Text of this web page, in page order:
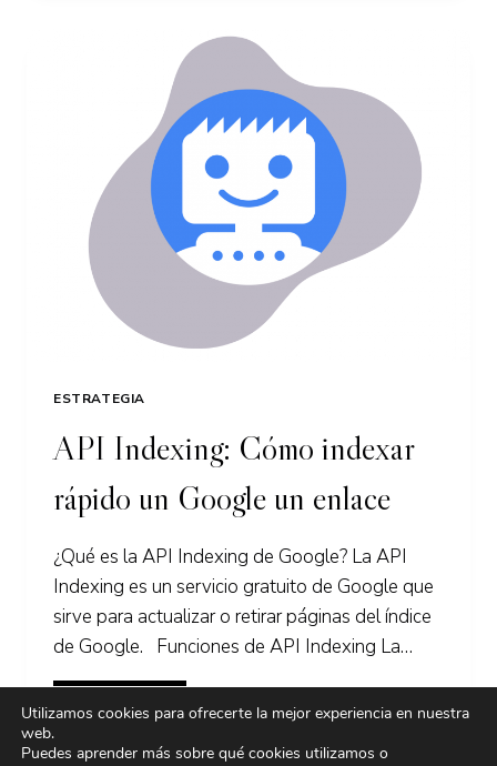
FACEBOOK
CON
INSTAGRAM
ESTRATEGIA
API Indexing: Cómo indexar
rápido un Google un enlace
¿Qué es la API Indexing de Google? La API
Indexing es un servicio gratuito de Google que
sirve para actualizar o retirar páginas del índice
de Google. Funciones de API Indexing La…
API
INDEXING:
INDEXAR
Utilizamos cookies para ofrecerte la mejor experiencia en nuestra
web.
Puedes aprender más sobre qué cookies utilizamos o